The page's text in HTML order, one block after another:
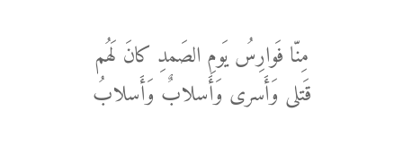
مِنّا فَوارِسُ يَومِ الصَمدِ كانَ لَهُم
قَتلى وَأَسرى وَأَسلابٌ وَأَسلابُ